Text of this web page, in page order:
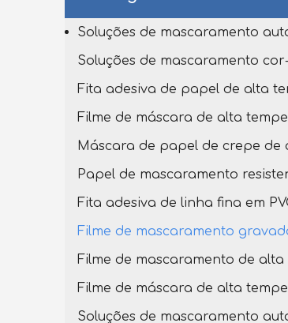
Soluções de mascaramento